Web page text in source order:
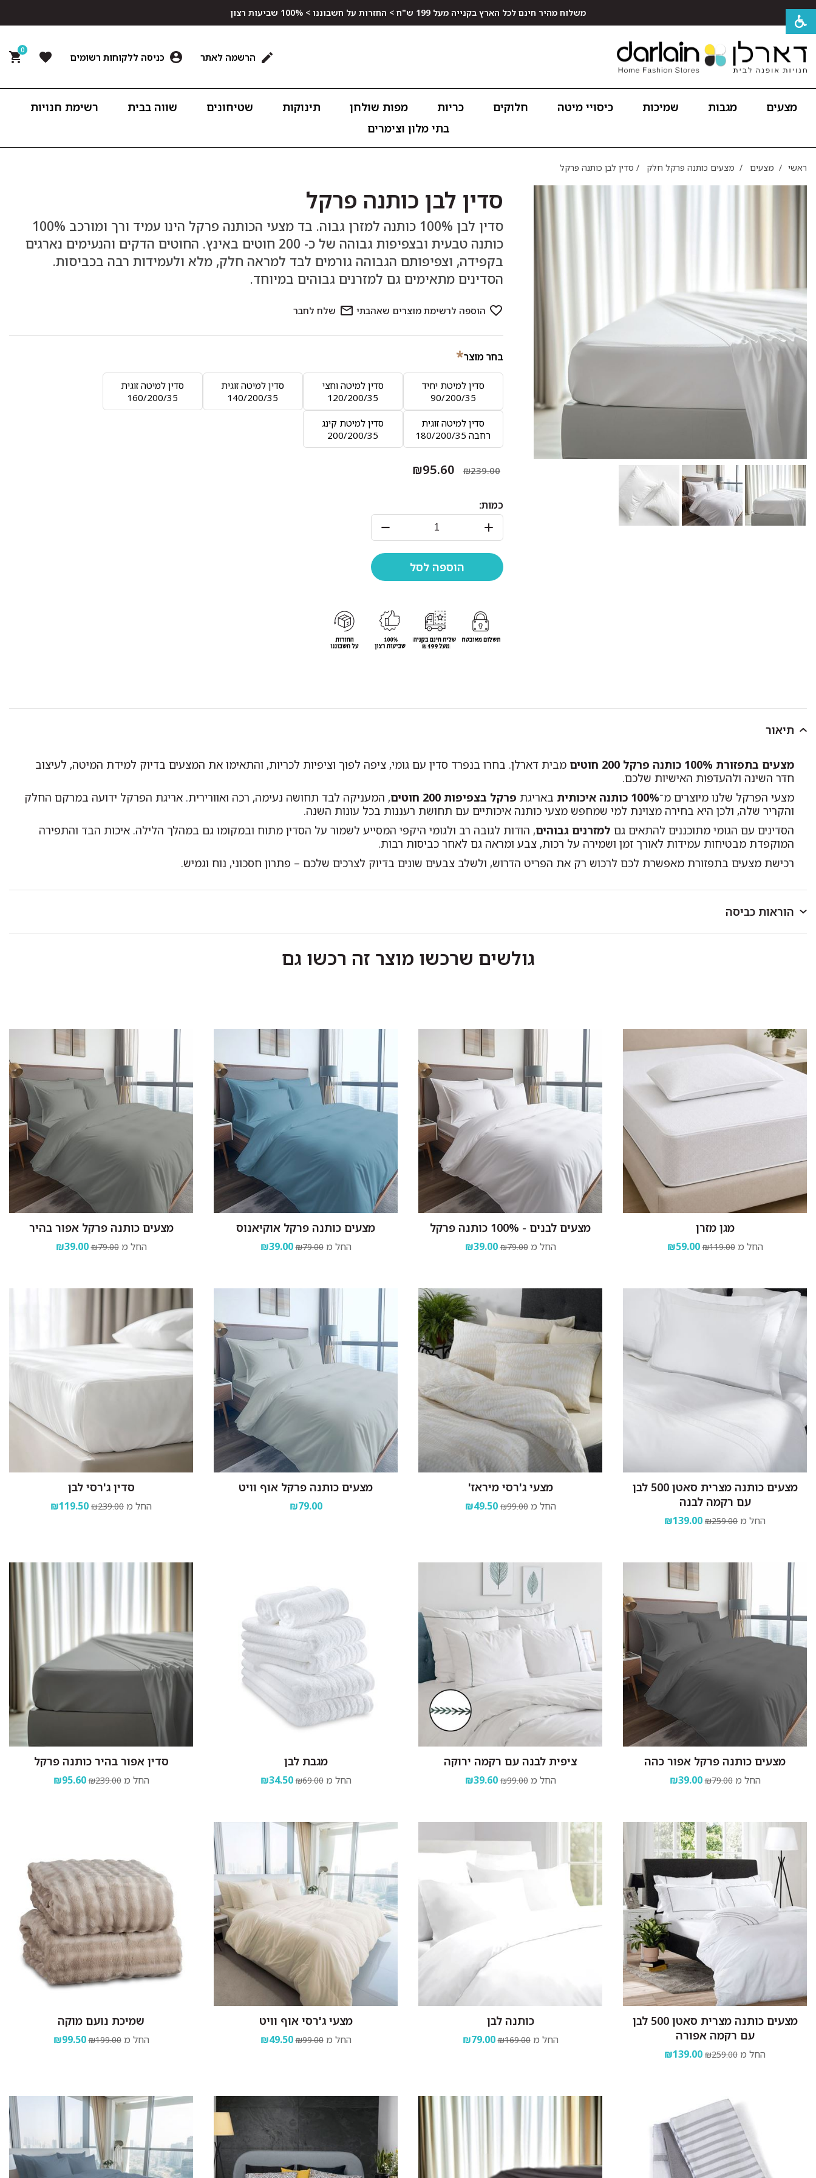
משלוח מהיר חינם לכל הארץ בקנייה מעל 199 ש"ח > החזרות על חשבוננו > 100% שביעות רצון
הרשמה לאתר כניסה ללקוחות רשומים
0
מצעים מגבות שמיכות כיסויי מיטה חלוקים כריות מפות שולחן תינוקות שטיחונים שווה בבית
רשימת חנויות
בתי מלון וצימרים
ראשי / מצעים / מצעים כותנה פרקל חלק / סדין לבן כותנה פרקל
סדין לבן כותנה פרקל
סדין לבן 100% כותנה למזרן גבוה. בד מצעי הכותנה פרקל הינו עמיד ורך ומורכב 100%
כותנה טבעית ובצפיפות גבוהה של כ- 200 חוטים באינץ. החוטים הדקים והנעימים נארגים
בקפידה, וצפיפותם הגבוהה גורמים לבד למראה חלק, מלא ולעמידות רבה בכביסות.
הסדינים מתאימים גם למזרנים גבוהים במיוחד.
בחר מוצר*
סדין למיטת יחיד
90/200/35
סדין למיטה וחצי
120/200/35
סדין למיטה זוגית
140/200/35
סדין למיטה זוגית
160/200/35
סדין למיטה זוגית
רחבה 180/200/35
סדין למיטת קינג
200/200/35
₪239.00
₪95.60
כמות:
תיאור
מצעים בתפזורת 100% כותנה פרקל 200 חוטים
מבית דארלן. בחרו בנפרד סדין עם גומי, ציפה לפוך וציפיות לכריות, והתאימו את המצעים בדיוק למידת המיטה, לעיצוב
חדר השינה ולהעדפות האישיות שלכם.
מצעי הפרקל שלנו מיוצרים מ־100% כותנה איכותית באריגת פרקל בצפיפות 200 חוטים
, המעניקה לבד תחושה נעימה, רכה ואוורירית. אריגת הפרקל ידועה במרקם החלק
והקריר שלה, ולכן היא בחירה מצוינת למי שמחפש מצעי כותנה איכותיים עם תחושת רעננות בכל עונות השנה.
הסדינים עם הגומי מתוכננים להתאים גם למזרנים גבוהים, הודות לגובה רב ולגומי היקפי המסייע לשמור על הסדין מתוח ובמקומו גם במהלך הלילה. איכות הבד והתפירה
המוקפדת מבטיחות עמידות לאורך זמן ושמירה על רכות, צבע ומראה גם לאחר כביסות רבות.
רכישת מצעים בתפזורת מאפשרת לכם לרכוש רק את הפריט הדרוש, ולשלב צבעים שונים בדיוק לצרכים שלכם – פתרון חסכוני, נוח וגמיש.
הוראות כביסה
גולשים שרכשו מוצר זה רכשו גם
מגן מזרן
החל מ ₪119.00
₪59.00
מצעים לבנים - 100% כותנה פרקל
החל מ ₪79.00
₪39.00
מצעים כותנה פרקל אוקיאנוס
החל מ ₪79.00
₪39.00
מצעים כותנה פרקל אפור בהיר
החל מ ₪79.00
₪39.00
מצעים כותנה מצרית סאטן 500 לבן
עם רקמה לבנה
החל מ ₪259.00
₪139.00
מצעי ג'רסי מיראז'
החל מ ₪99.00
₪49.50
מצעים כותנה פרקל אוף וויט
₪79.00
סדין ג'רסי לבן
החל מ ₪239.00
₪119.50
מצעים כותנה פרקל אפור כהה
החל מ ₪79.00
₪39.00
ציפית לבנה עם רקמה ירוקה
החל מ ₪99.00
₪39.60
מגבת לבן
החל מ ₪69.00
₪34.50
סדין אפור בהיר כותנה פרקל
החל מ ₪239.00
₪95.60
מצעים כותנה מצרית סאטן 500 לבן
עם רקמה אפורה
החל מ ₪259.00
₪139.00
כותנה לבן
החל מ ₪169.00
₪79.00
מצעי ג'רסי אוף וויט
החל מ ₪99.00
₪49.50
שמיכת נועם מוקה
החל מ ₪199.00
₪99.50